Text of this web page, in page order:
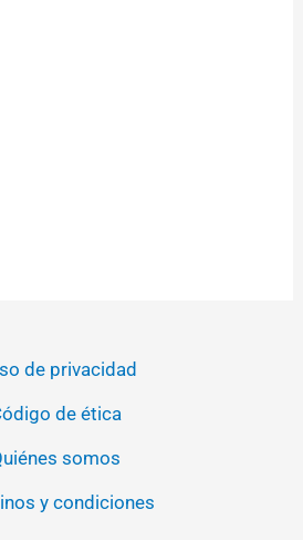
de privacidad
de ética
somos
y condiciones